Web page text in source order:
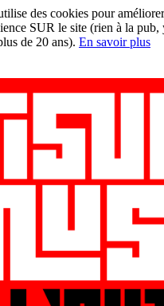
des cookies pour
SUR le site (rien à la pub,
de 20 ans). En savoir plus